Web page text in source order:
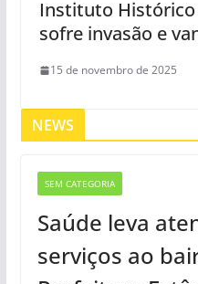
Instituto Histórico
sofre invasão e
15 de novembro de 2025
NEWS
SEM CATEGORIA
Saúde leva
serviços ao